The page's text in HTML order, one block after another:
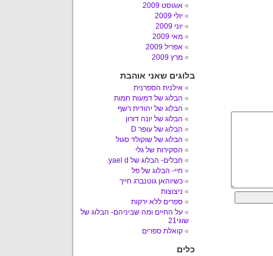
אוגוסט 2009
יולי 2009
יוני 2009
מאי 2009
אפריל 2009
מרץ 2009
בלוגים שאני אוהבת
אילנית הספרנית
הבלוג של דמעות חמות
הבלוג של יהודית רשף
הבלוג של יונה דורון
הבלוג של עופר D
הבלוג של שוקולד סגול
הסקירות של גלי
חבלים- הבלוג של yael d.
חיי- הבלוג של פל
כשיוהאן גוטנברג חייך
ניצוצות
ספרים ללא ירקות
על החיים ומה שביניהם- הבלוג של
שוגי21
קואלת ספרים
כלים